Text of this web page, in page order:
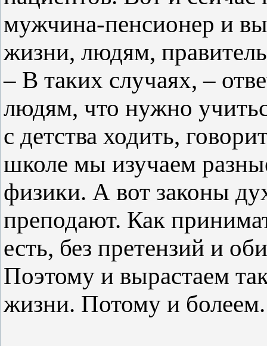
мужчина-пенсионер и
жизни, людям,
– В таких случаях, –
людям, что нужно
с детства ходить,
школе мы изучаем
физики. А вот законы
преподают. Как
есть, без претензий и
Поэтому и вырастаем
жизни. Потому и болеем.